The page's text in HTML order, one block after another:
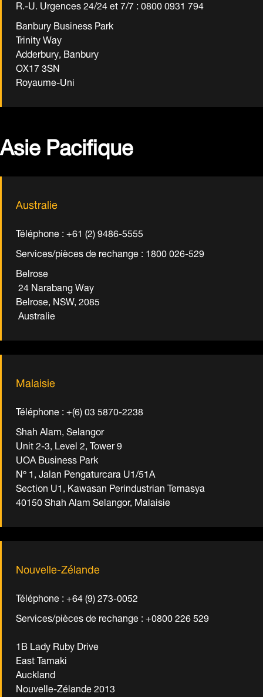
R.-U. Urgences 24/24 et 7/7 : 0800 0931 794
Banbury Business Park
Trinity Way
Adderbury, Banbury
OX17 3SN
Royaume-Uni
Asie Pacifique
Australie
Téléphone : +61 (2) 9486-5555
Services/pièces de rechange : 1800 026-529
Belrose
24 Narabang Way
Belrose, NSW, 2085
Australie
Malaisie
Téléphone : +(6) 03 5870-2238
Shah Alam, Selangor
Unit 2-3, Level 2, Tower 9
UOA Business Park
Nº 1, Jalan Pengaturcara U1/51A
Section U1, Kawasan Perindustrian Temasya
40150 Shah Alam Selangor, Malaisie
Nouvelle-Zélande
Téléphone : +64 (9) 273-0052
Services/pièces de rechange : +0800 226 529
1B Lady Ruby Drive
East Tamaki
Auckland
Nouvelle-Zélande 2013